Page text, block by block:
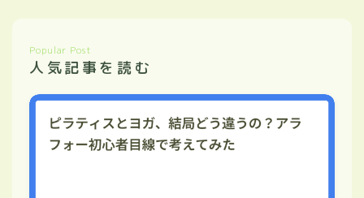
Popular Post
人気記事を読む